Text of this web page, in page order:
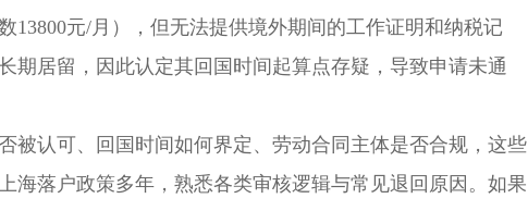
13800元/月），但无法提供境外期间的工作证明和纳税记
期居留，因此认定其回国时间起算点存疑，导致申请未通
认可、回国时间如何界定、劳动合同主体是否合规，这些
海落户政策多年，熟悉各类审核逻辑与常见退回原因。如果